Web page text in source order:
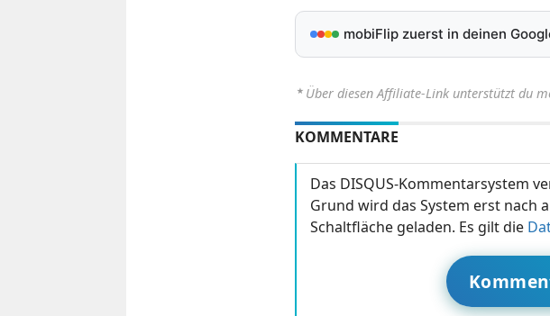
mobiFlip zuerst in deinen
⋆ Über diesen Affiliate-Link unterstützt du
KOMMENTARE
Das DISQUS-Kommentarsystem
Grund wird das System erst nach
Schaltfläche geladen. Es gilt die